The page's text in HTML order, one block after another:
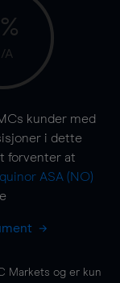
A
kunder med
i dette
forventer at
ASA (NO)
Markets og er kun